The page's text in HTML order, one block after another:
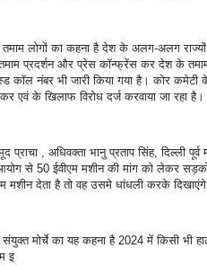
तमाम लोगों का कहना है देश के अलग-अलग
प्रदर्शन और प्रेस कॉन्फ्रेंस कर देश के तमाम
कॉल नंबर भी जारी किया गया है। कोर
एवं के खिलाफ विरोध दर्ज करवाया जा रहा है।
प्राचा , अधिवक्ता भानु प्रताप सिंह, दिल्ली
से 50 ईवीएम मशीन की मांग को लेकर
मशीन देता है तो वह उसमे धांधली करके
संयुक्त मोर्चे का यह कहना है 2024 में किसी भी
इ